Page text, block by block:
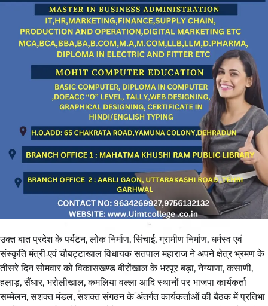
उक्त बात प्रदेश के पर्यटन, लोक निर्माण, सिंचाई, ग्रामीण निर्माण, धर्मस्व एवं
संस्कृति मंत्री एवं चौबट्टाखाल विधायक सतपाल महाराज ने अपने क्षेत्र भ्रमण के
तीसरे दिन सोमवार को विकासखण्ड बीरोंखाल के भरपूर बड़ा, नेग्याणा, कसाणी,
हलाड़, सैंधार, भरोलीखाल, कमलिया वल्ला आदि स्थानों पर भाजपा कार्यकर्ता
सम्मेलन, सशक्त मंडल, सशक्त संगठन के अंतर्गत कार्यकर्ताओं की बैठक में प्रतिभा